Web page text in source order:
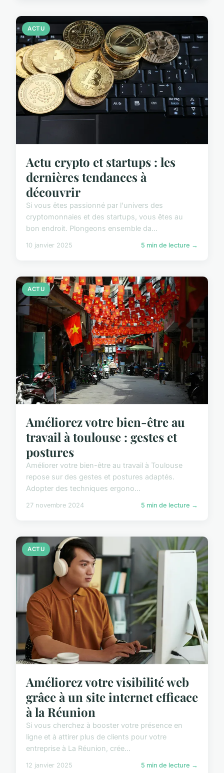
ACTU
Actu crypto et startups : les
dernières tendances à
découvrir
Si vous êtes passionné par l'univers des
cryptomonnaies et des startups, vous êtes au
bon endroit. Plongeons ensemble da...
10 janvier 2025 5 min de lecture →
ACTU
Améliorez votre bien-être au
travail à toulouse : gestes et
postures
Améliorer votre bien-être au travail à Toulouse
repose sur des gestes et postures adaptés.
Adopter des techniques ergono...
27 novembre 2024 5 min de lecture →
ACTU
Améliorez votre visibilité web
grâce à un site internet efficace
à la Réunion
Si vous cherchez à booster votre présence en
ligne et à attirer plus de clients pour votre
entreprise à La Réunion, crée...
12 janvier 2025 5 min de lecture →